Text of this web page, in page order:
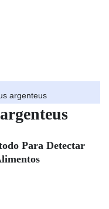
argenteus
Para Detectar